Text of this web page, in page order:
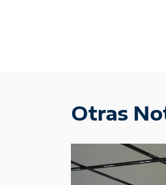
Otras